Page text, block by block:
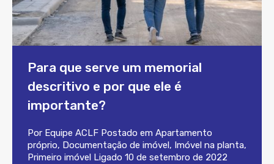
Para que serve um memorial
descritivo e por que ele é
importante?
Por Equipe ACLF Postado em Apartamento
próprio, Documentação de imóvel , Imóvel na planta,
Primeiro imóvel
Ligado 10 de setembro de 2022